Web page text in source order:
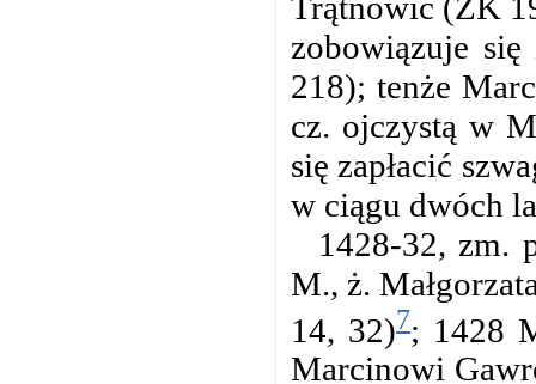
zobowiązuje
218); tenże
cz. ojczystą w
się zapłacić
w ciągu dwóch
1428-32, zm.
M., ż.
14, 32)7; 1428
Marcinowi